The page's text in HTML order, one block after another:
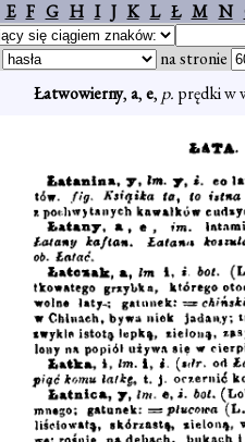
E F G H I J K L Ł M N
na stronie
Łatwowierny,a,e, p. prędki w